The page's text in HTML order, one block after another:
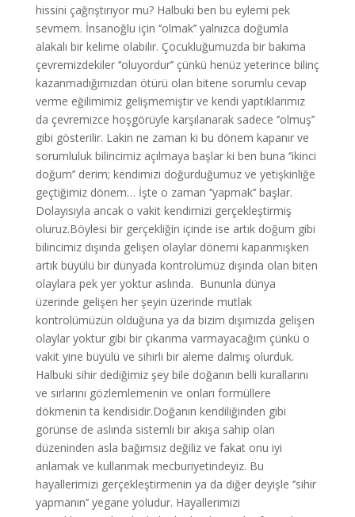
hissini çağrıştırıyor mu? Halbuki ben bu eylemi pek
sevmem. İnsanoğlu için ‘’olmak’’ yalnızca doğumla
alakalı bir kelime olabilir. Çocukluğumuzda bir bakıma
çevremizdekiler ‘’oluyordur’’ çünkü henüz yeterince bilinç
kazanmadığımızdan ötürü olan bitene sorumlu cevap
verme eğilimimiz gelişmemiştir ve kendi yaptıklarımız
da çevremizce hoşgörüyle karşılanarak sadece ‘’olmuş’’
gibi gösterilir. Lakin ne zaman ki bu dönem kapanır ve
sorumluluk bilincimiz açılmaya başlar ki ben buna ‘’ikinci
doğum’’ derim; kendimizi doğurduğumuz ve yetişkinliğe
geçtiğimiz dönem… İşte o zaman ‘’yapmak’’ başlar.
Dolayısıyla ancak o vakit kendimizi gerçekleştirmiş
oluruz.Böylesi bir gerçekliğin içinde ise artık doğum gibi
bilincimiz dışında gelişen olaylar dönemi kapanmışken
artık büyülü bir dünyada kontrolümüz dışında olan biten
olaylara pek yer yoktur aslında. Bununla dünya
üzerinde gelişen her şeyin üzerinde mutlak
kontrolümüzün olduğuna ya da bizim dışımızda gelişen
olaylar yoktur gibi bir çıkarıma varmayacağım çünkü o
vakit yine büyülü ve sihirli bir aleme dalmış olurduk.
Halbuki sihir dediğimiz şey bile doğanın belli kurallarını
ve sırlarını gözlemlemenin ve onları formüllere
dökmenin ta kendisidir.Doğanın kendiliğinden gibi
görünse de aslında sistemli bir akışa sahip olan
düzeninden asla bağımsız değiliz ve fakat onu iyi
anlamak ve kullanmak mecburiyetindeyiz. Bu
hayallerimizi gerçekleştirmenin ya da diğer deyişle ‘’sihir
yapmanın’’ yegane yoludur. Hayallerimizi